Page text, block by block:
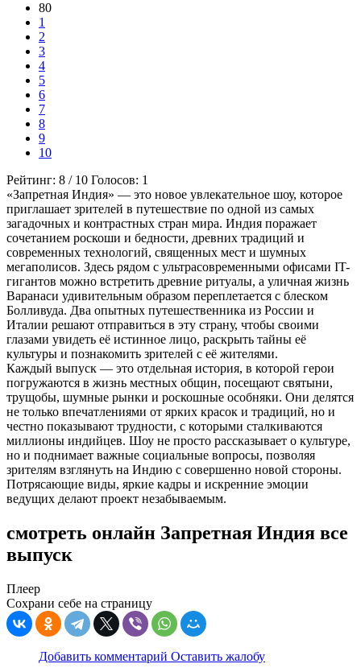
80
1
2
3
4
5
6
7
8
9
10
Рейтинг: 8 / 10 Голосов: 1
«Запретная Индия» — это новое увлекательное шоу, которое
приглашает зрителей в путешествие по одной из самых
загадочных и контрастных стран мира. Индия поражает
сочетанием роскоши и бедности, древних традиций и
современных технологий, священных мест и шумных
мегаполисов. Здесь рядом с ультрасовременными офисами IT-
гигантов можно встретить древние ритуалы, а уличная жизнь
Варанаси удивительным образом переплетается с блеском
Болливуда. Два опытных путешественника из России и
Италии решают отправиться в эту страну, чтобы своими
глазами увидеть её истинное лицо, раскрыть тайны её
культуры и познакомить зрителей с её жителями.
Каждый выпуск — это отдельная история, в которой герои
погружаются в жизнь местных общин, посещают святыни,
трущобы, шумные рынки и роскошные особняки. Они делятся
не только впечатлениями от ярких красок и традиций, но и
честно показывают трудности, с которыми сталкиваются
миллионы индийцев. Шоу не просто рассказывает о культуре,
но и поднимает важные социальные вопросы, позволяя
зрителям взглянуть на Индию с совершенно новой стороны.
Потрясающие виды, яркие кадры и искренние эмоции
ведущих делают проект незабываемым.
смотреть онлайн Запретная Индия все
выпуск
Плеер
Сохрани себе на страницу
Добавить комментарий Оставить жалобу